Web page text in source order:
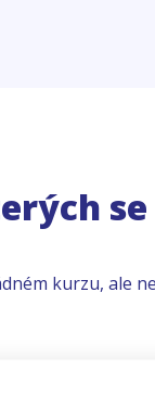
kurzu, ale